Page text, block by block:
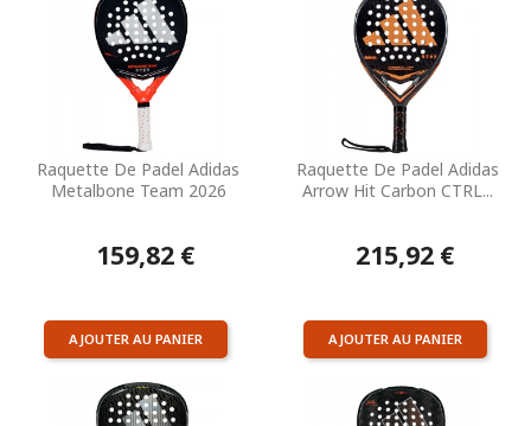
Raquette De Padel Adidas
Metalbone Team 2026
159,82 €
AJOUTER AU PANIER
Raquette De Padel Adidas
Arrow Hit Carbon CTRL...
215,92 €
AJOUTER AU PANIER